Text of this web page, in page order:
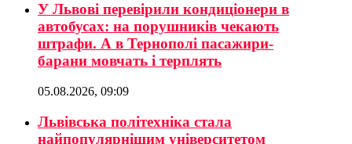
У Львові перевірили кондиціонери в
автобусах: на порушників чекають
штрафи. А в Тернополі пасажири-
барани мовчать і терплять
05.08.2026, 09:09
Львівська політехніка стала
найпопулярнішим університетом